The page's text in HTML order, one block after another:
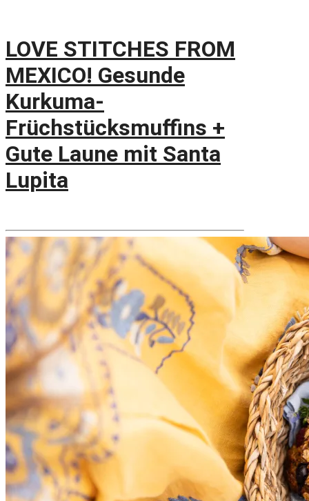
LOVE STITCHES FROM
MEXICO! Gesunde
Kurkuma-
Früchstücksmuffins +
Gute Laune mit Santa
Lupita